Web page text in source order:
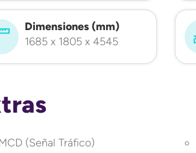
Dimensiones (mm)
1685 x 1805 x 4545
(Señal Tráfico)